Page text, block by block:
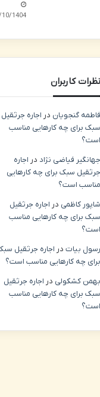
10/1404
نظرات کاربران
فاطمه گنجویان در اجاره جرثقیل
سبک برای چه کارهایی مناسب
است؟
جهانگیر فیاضی نژاد در اجاره
جرثقیل سبک برای چه کارهایی
مناسب است؟
شاپور کاظمی در اجاره جرثقیل
سبک برای چه کارهایی مناسب
است؟
رسول بیاتدر اجاره جرثقیل
برای چه کارهایی مناسب است؟
بهمن کشکولی در اجاره جرثقیل
سبک برای چه کارهایی مناسب
است؟